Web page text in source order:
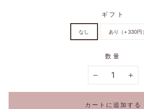
ギフト
なし あり（+330円）
数量
カートに追加する